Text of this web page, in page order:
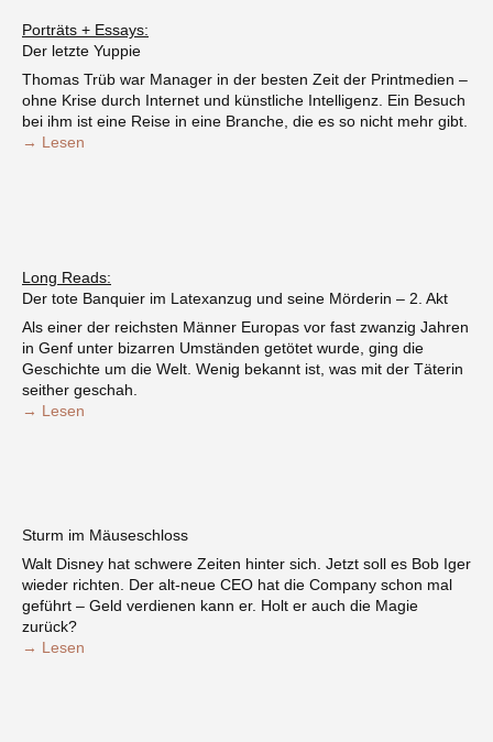
Porträts + Essays:
Der letzte Yuppie
Thomas Trüb war Manager in der besten Zeit der Printmedien –
ohne Krise durch Internet und künstliche Intelligenz. Ein Besuch
bei ihm ist eine Reise in eine Branche, die es so nicht mehr gibt.
→ Lesen
Long Reads:
Der tote Banquier im Latexanzug und seine Mörderin – 2. Akt
Als einer der reichsten Männer Europas vor fast zwanzig Jahren
in Genf unter bizarren Umständen getötet wurde, ging die
Geschichte um die Welt. Wenig bekannt ist, was mit der Täterin
seither geschah.
→ Lesen
Sturm im Mäuseschloss
Walt Disney hat schwere Zeiten hinter sich. Jetzt soll es Bob Iger
wieder richten. Der alt-neue CEO hat die Company schon mal
geführt – Geld verdienen kann er. Holt er auch die Magie
zurück?
→ Lesen